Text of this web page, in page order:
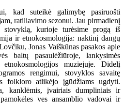
kad suteikė galimybę pasiruošti
ratiliavimo sezonui. Jau pirmadienį
stovyklą, kurioje turėsime progą iš
ir etnokosmologija: naktinį dangų
Jonas Vaiškūnas pasakos apie
baltų pasaulėžiūroje, lankysimės
muziejuje. Didelį
rengimui, stovyklos savaitę
folkloro atlikėjo įgūdžiams ugdyti.
kanklėmis, įvairiais dumpliniais ir
ves ansamblio vadovai ir